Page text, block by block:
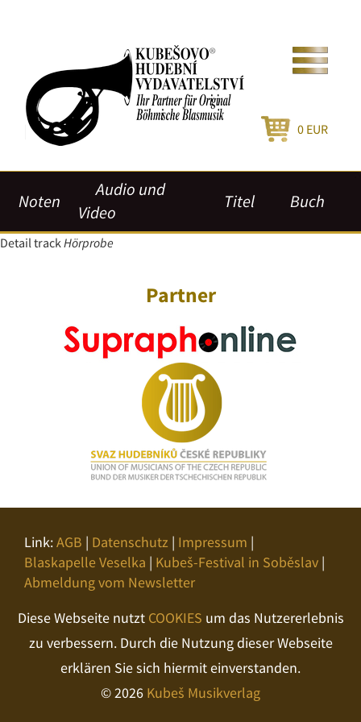
0 EUR
Noten
Audio und
Video
Titel Buch
Detail trackHörprobe
Partner
Link:AGB | Datenschutz | Impressum |
Blaskapelle Veselka | Kubeš-Festival in Soběslav |
Abmeldung vom Newsletter
Diese Webseite nutzt COOKIES um das Nutzererlebnis
zu verbessern. Durch die Nutzung dieser Webseite
erklären Sie sich hiermit einverstanden.
© 2026 Kubeš Musikverlag